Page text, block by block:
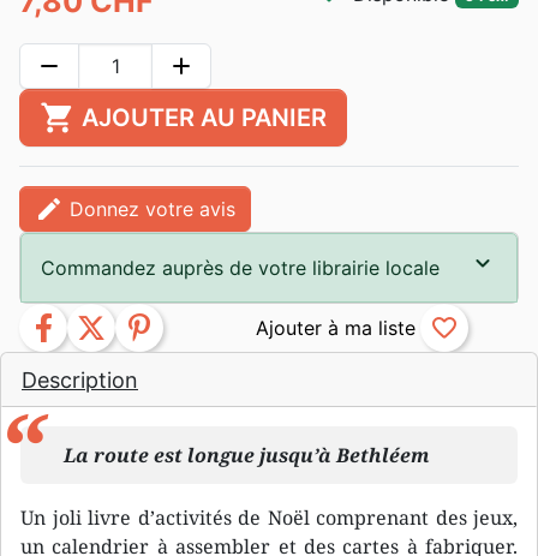
Description
La route est longue jusqu’à Bethléem
Un joli livre d’activités de Noël comprenant des jeux,
un calendrier à assembler et des cartes à fabriquer.
remove add
shopping_cart AJOUTER AU PANIER
edit Donnez votre avis
Commandez auprès de votre librairie locale
facebook twitter pinterest favorite_border